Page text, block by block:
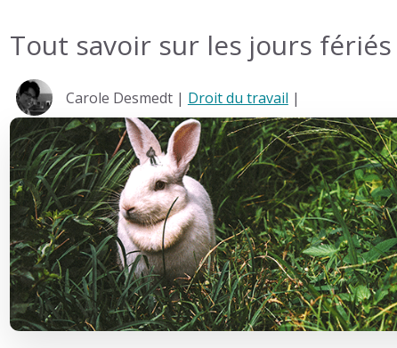
Tout savoir sur les jours fériés
Carole Desmedt | Droit du travail |